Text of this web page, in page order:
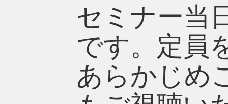
セミナー当
です。定員
あらかじめ